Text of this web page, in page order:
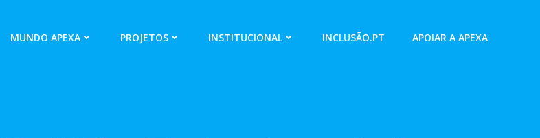
MUNDO APEXA PROJETOS INSTITUCIONAL INCLUSÃO.PT APOIAR A APEXA